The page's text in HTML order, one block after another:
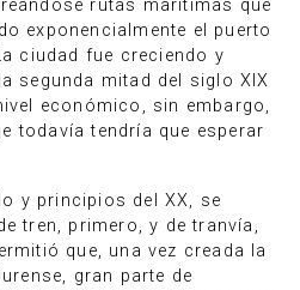
rutas marítimas que
exponencialmente el puerto
ciudad fue creciendo y
segunda mitad del siglo XIX
económico, sin embargo,
todavía tendría que esperar
y principios del XX, se
tren, primero, y de tranvía,
que, una vez creada la
gran parte de